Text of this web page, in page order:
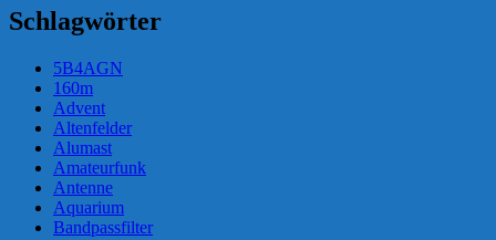
Schlagwörter
5B4AGN
160m
Advent
Altenfelder
Alumast
Amateurfunk
Antenne
Aquarium
Bandpassfilter